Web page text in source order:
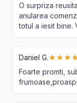
O surpriza
anularea
totul a iesit bine.
Daniel G.
Foarte promti,